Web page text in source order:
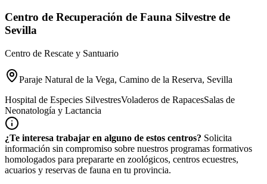
Centro de Recuperación de Fauna Silvestre de
Sevilla
Centro de Rescate y Santuario
Paraje Natural de la Vega, Camino de la Reserva, Sevilla
Hospital de Especies SilvestresVoladeros de RapacesSalas de
Neonatología y Lactancia
¿Te interesa trabajar en alguno de estos centros? Solicita
información sin compromiso sobre nuestros programas formativos
homologados para prepararte en zoológicos, centros ecuestres,
acuarios y reservas de fauna en tu provincia.